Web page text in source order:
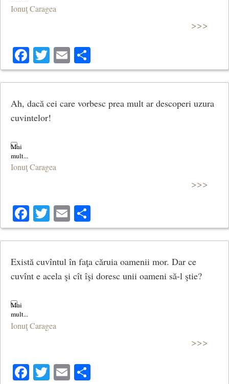
Ionuţ Caragea
>>>
Facebook
Twitter
Email
Ah, dacă cei care vorbesc prea mult ar descoperi uzura
cuvintelor!
Ionuţ Caragea
>>>
Facebook
Twitter
Email
Există cuvîntul în faţa căruia oamenii mor. Dar ce
cuvînt e acela şi cît îşi doresc unii oameni să-l ştie?
Ionuţ Caragea
>>>
Facebook
Twitter
Email